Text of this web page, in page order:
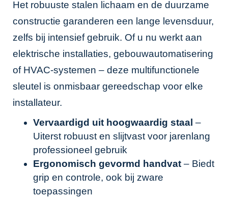
Het robuuste stalen lichaam en de duurzame
constructie garanderen een lange levensduur,
zelfs bij intensief gebruik. Of u nu werkt aan
elektrische installaties, gebouwautomatisering
of HVAC-systemen – deze multifunctionele
sleutel is onmisbaar gereedschap voor elke
installateur.
Vervaardigd uit hoogwaardig staal –
Uiterst robuust en slijtvast voor jarenlang
professioneel gebruik
Ergonomisch gevormd handvat – Biedt
grip en controle, ook bij zware
toepassingen